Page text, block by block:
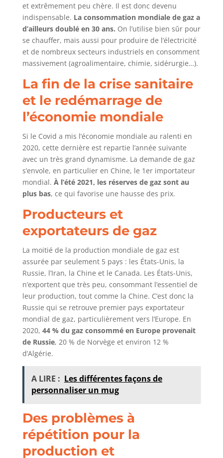
et extrêmement peu chère. Il est donc devenu
indispensable. La consommation mondiale de gaz a
d’ailleurs doublé en 30 ans. On l’utilise bien sûr pour
se chauffer, mais aussi pour produire de l’électricité
et de nombreux secteurs industriels en consomment
massivement (agroalimentaire, chimie, sidérurgie…).
La fin de la crise sanitaire
et le redémarrage de
l’économie mondiale
Si le Covid a mis l’économie mondiale au ralenti en
2020, cette dernière est repartie l’année suivante
avec un très grand dynamisme. La demande de gaz
s’envole, en particulier en Chine, le 1er importateur
mondial. À l’été 2021, les réserves de gaz sont au
plus bas, ce qui favorise une hausse des prix.
Producteurs et
exportateurs de gaz
La moitié de la production mondiale de gaz est
assurée par seulement 5 pays : les États-Unis, la
Russie, l’Iran, la Chine et le Canada. Les États-Unis,
n’exportent que très peu, consommant l’essentiel de
leur production, tout comme la Chine. C’est donc la
Russie qui se retrouve premier pays exportateur
mondial de gaz, particulièrement vers l’Europe. En
2020, 44 % du gaz consommé en Europe provenait
de Russie, 20 % de Norvège et environ 12 %
d’Algérie.
A LIRE : Les différentes façons de
personnaliser un mug
Des problèmes à
répétition pour la
production et